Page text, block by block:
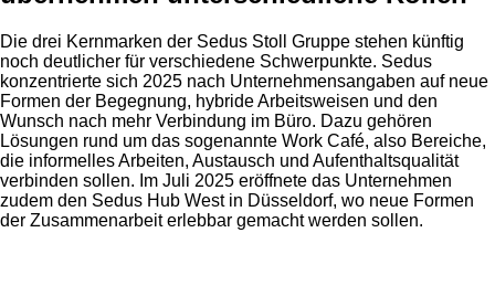
Die drei Kernmarken der Sedus Stoll Gruppe stehen künftig
noch deutlicher für verschiedene Schwerpunkte. Sedus
konzentrierte sich 2025 nach Unternehmensangaben auf neue
Formen der Begegnung, hybride Arbeitsweisen und den
Wunsch nach mehr Verbindung im Büro. Dazu gehören
Lösungen rund um das sogenannte Work Café, also Bereiche,
die informelles Arbeiten, Austausch und Aufenthaltsqualität
verbinden sollen. Im Juli 2025 eröffnete das Unternehmen
zudem den Sedus Hub West in Düsseldorf, wo neue Formen
der Zusammenarbeit erlebbar gemacht werden sollen.